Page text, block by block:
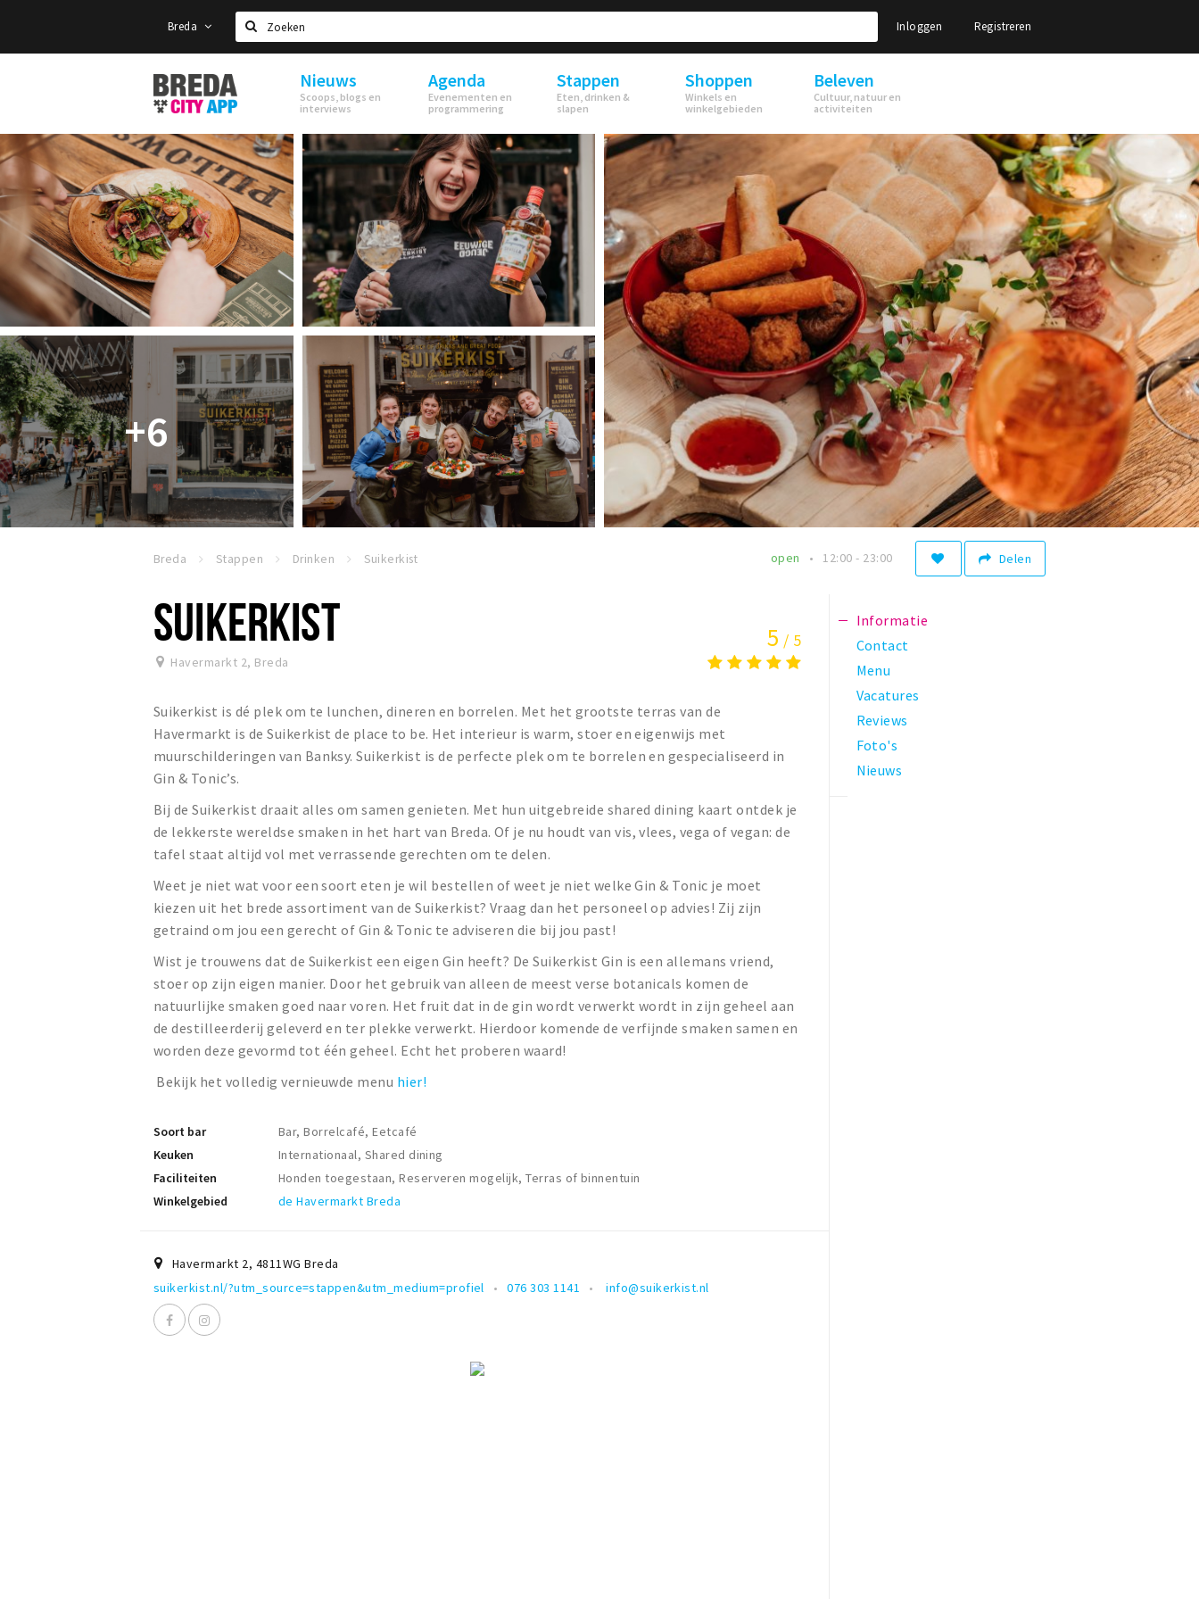
Breda
Zoeken
Inloggen Registreren
Stappen
&
Shoppen
Breda
Nieuws
Scoops, blogs en
interviews
Agenda
Evenementen en
programmering
Stappen
Eten, drinken &
slapen
Shoppen
Winkels en
winkelgebieden
Beleven
Cultuur, natuur en
activiteiten
+6
Breda Stappen Drinken Suikerkist Delen
open 12:00 - 23:00
SUIKERKIST
Havermarkt 2, Breda
5 / 5
Suikerkist is dé plek om te lunchen, dineren en borrelen. Met het grootste terras van de
Havermarkt is de Suikerkist de place to be. Het interieur is warm, stoer en eigenwijs met
muurschilderingen van Banksy. Suikerkist is de perfecte plek om te borrelen en gespecialiseerd in
Gin & Tonic’s.
Bij de Suikerkist draait alles om samen genieten. Met hun uitgebreide shared dining kaart ontdek je
de lekkerste wereldse smaken in het hart van Breda. Of je nu houdt van vis, vlees, vega of vegan: de
tafel staat altijd vol met verrassende gerechten om te delen.
Weet je niet wat voor een soort eten je wil bestellen of weet je niet welke Gin & Tonic je moet
kiezen uit het brede assortiment van de Suikerkist? Vraag dan het personeel op advies! Zij zijn
getraind om jou een gerecht of Gin & Tonic te adviseren die bij jou past!
Wist je trouwens dat de Suikerkist een eigen Gin heeft? De Suikerkist Gin is een allemans vriend,
stoer op zijn eigen manier. Door het gebruik van alleen de meest verse botanicals komen de
natuurlijke smaken goed naar voren. Het fruit dat in de gin wordt verwerkt wordt in zijn geheel aan
de destilleerderij geleverd en ter plekke verwerkt. Hierdoor komende de verfijnde smaken samen en
worden deze gevormd tot één geheel. Echt het proberen waard!
Bekijk het volledig vernieuwde menu hier!
Soort bar
Bar, Borrelcafé, Eetcafé
Keuken
Internationaal, Shared dining
Faciliteiten
Honden toegestaan, Reserveren mogelijk, Terras of binnentuin
Winkelgebied
de Havermarkt Breda
Havermarkt 2, 4811WG Breda
suikerkist.nl/?utm_source=stappen&utm_medium=profiel
076 303 1141 info@suikerkist.nl
Informatie
Contact
Menu
Vacatures
Reviews
Foto's
Nieuws